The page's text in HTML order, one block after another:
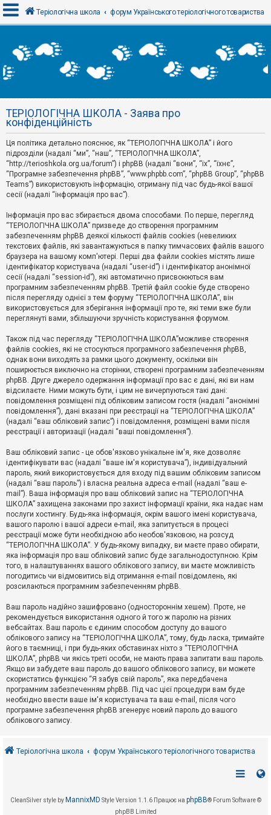
х
і
Р
е
с
т
р
а
ц
і
я
Т
е
м
и
б
е
з
в
і
д
о
і
д
е
й
А
т
и
в
е
м
и
П
о
ш
у
Д
о
м
о
г
Теріологічна школа форум Українського теріологічного товариства
ТЕРІОЛОГІЧНА ШКОЛА - Заява про
конфіденційність
Ця політика детально пояснює, як “ТЕРІОЛОГІЧНА ШКОЛА” і його
підрозділи (надалі “ми”, “наш”, “ТЕРІОЛОГІЧНА ШКОЛА”,
“http://terioshkola.org.ua/forum”) і phpBB (надалі “вони”, “їх”, “їхнє”,
“Програмне забезпечення phpBB”, “www.phpbb.com”, “phpBB Group”, “phpBB
Teams”) використовують інформацію, отриману під час будь-якої вашої
сесії (надалі “інформація про вас”).
Інформація про вас збирається двома способами. По перше, перегляд
“ТЕРІОЛОГІЧНА ШКОЛА” призведе до створення програмним
забезпеченням phpBB деякої кількості файлів cookies (невеликих
текстових файлів, які завантажуються в папку тимчасових файлів вашого
браузера на вашому комп'ютері. Перші два файли cookies містять лише
ідентифікатор користувача (надалі “user-id”) і ідентифікатор анонімної
сесії (надалі “session-id”), які автоматично присвоюються вам
програмним забезпеченням phpBB. Третій файл cookie буде створено
після перегляду однієї з тем форуму “ТЕРІОЛОГІЧНА ШКОЛА”, він
використовується для зберігання інформації про те, які теми вже були
переглянуті вами, збільшуючи зручність користування форумом.
Також під час перегляду “ТЕРІОЛОГІЧНА ШКОЛА”можливе створення
файлів cookies, які не стосуються програмного забезпечення phpBB,
однак вони виходять за рамки цього документу, оскільки він
поширюється виключно на сторінки, створені програмним забезпеченням
phpBB. Друге джерело одержання інформації про вас є дані, які ви нам
відсилаєте. Ними можуть бути, і цим не вичерпуються такі дані:
повідомлення розміщені під обліковим записом гостя (надалі “анонімні
повідомлення”), дані вказані при реєстрації на “ТЕРІОЛОГІЧНА ШКОЛА”
(надалі “ваш обліковий запис”) і повідомлення, розміщені вами після
реєстрації і авторизації (надалі “ваші повідомлення”).
Ваш обліковий запис - це обов'язково унікальне ім'я, яке дозволяє
ідентифікувати вас (надалі “ваше ім'я користувача”), індивідуальний
пароль, який використовується для входу під вашим обліковим записом
(надалі “ваш пароль”) і власна реальна адреса e-mail (надалі “ваш e-
mail”). Ваша інформація про ваш обліковий запис на “ТЕРІОЛОГІЧНА
ШКОЛА” захищена законами про захист інформації країни, яка надає нам
послуги хостингу. Будь-яка інформація, окрім вашого імені користувача,
вашого паролю і вашої адреси e-mail, яка запитується в процесі
реєстрації може бути необхідною або необов'язковою, на розсуд
“ТЕРІОЛОГІЧНА ШКОЛА”. У будь-якому випадку, ви маєте право обирати,
яка інформація про ваш обліковий запис буде загальнодоступною. Крім
того, в налаштуваннях вашого облікового запису, ви маєте можливість
погодитись чи відмовитись від отримання e-mail повідомлень, які
розсилаються програмним забезпеченням phpBB.
Ваш пароль надійно зашифровано (одностороннім хешем). Проте, не
рекомендується використання одного й того ж паролю на різних
вебсайтах. Ваш пароль є єдиним способом доступу до вашого
облікового запису на “ТЕРІОЛОГІЧНА ШКОЛА”, тому, будь ласка, тримайте
його в таємниці, і при будь-яких обставинах ніхто з “ТЕРІОЛОГІЧНА
ШКОЛА”, phpBB чи якісь треті особи, не мають права запитати ваш пароль.
Якщо ви забудете ваш пароль до вашого облікового запису, ви можете
скористатись функцією “Я забув свій пароль”, яка передбачена
програмним забезпеченням phpBB. Під час цієї процедури вам буде
необхідно ввести ваше ім'я користувача та ваш e-mail, після чого
програмне забезпечення phpBB згенерує новий пароль до вашого
облікового запису.
Теріологічна школа форум Українського теріологічного товариства
CleanSilver style by MannixMD Style Version 1.1.6 Працює на phpBB® Forum Software ©
phpBB Limited